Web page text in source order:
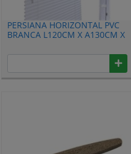
PERSIANA HORIZONTAL PVC
BRANCA L120CM X A130CM X